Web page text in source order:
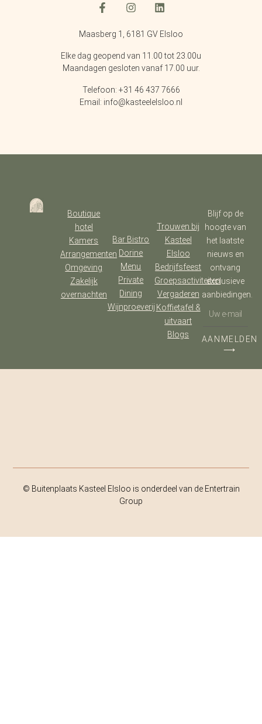
Maasberg 1, 6181 GV Elsloo
Elke dag geopend van 11.00 tot 23.00u
Maandagen gesloten vanaf 17.00 uur.
Telefoon: +31 46 437 7666
Email: info@kasteelelsloo.nl
Boutique
hotel
Kamers
Arrangementen
Omgeving
Zakelijk
overnachten
Bar Bistro
Dorine
Menu
Private
Dining
Wijnproeverij
Trouwen bij
Kasteel
Elsloo
Bedrijfsfeest
Groepsactiviteiten
Vergaderen
Koffietafel &
uitvaart
Blogs
Blijf op de
hoogte van
het laatste
nieuws en
ontvang
exclusieve
aanbiedingen.
AANMELDEN
⟶
© Buitenplaats Kasteel Elsloo is onderdeel van de Entertrain
Group